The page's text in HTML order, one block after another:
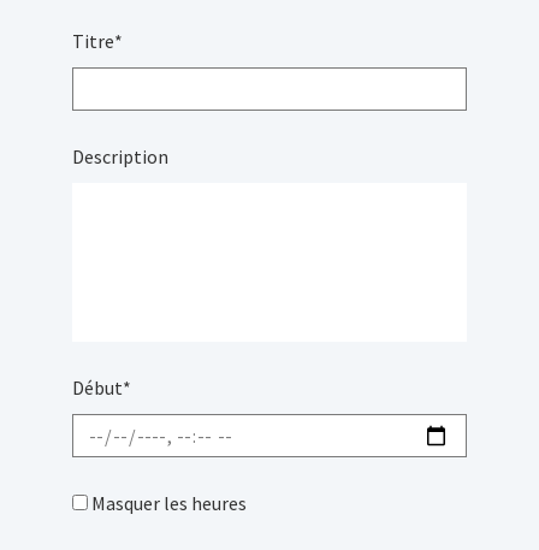
Titre*
Description
Début*
Masquer les heures